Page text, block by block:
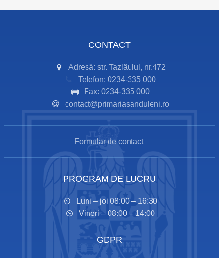
CONTACT
Adresă: str. Tazlăului, nr.472
Telefon: 0234-335 000
Fax: 0234-335 000
contact@primariasanduleni.ro
Formular de contact
PROGRAM DE LUCRU
Luni – joi 08:00 – 16:30
Vineri – 08:00 – 14:00
GDPR